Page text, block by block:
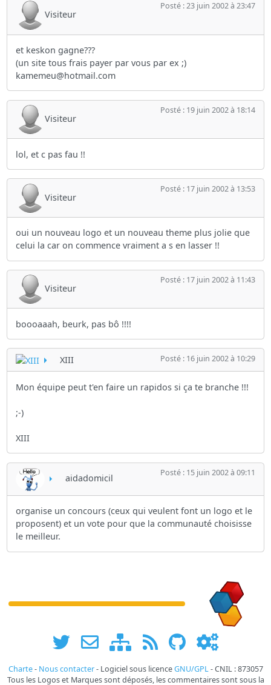
Visiteur
Posté : 23 juin 2002 à 23:47
et keskon gagne???
(un site tous frais payer par vous par ex ;)
kamemeu@hotmail.com
Visiteur
Posté : 19 juin 2002 à 18:14
lol, et c pas fau !!
Visiteur
Posté : 17 juin 2002 à 13:53
oui un nouveau logo et un nouveau theme plus jolie que
celui la car on commence vraiment a s en lasser !!
Visiteur
Posté : 17 juin 2002 à 11:43
boooaaah, beurk, pas bô !!!!
XIII Posté : 16 juin 2002 à 10:29
Mon équipe peut t'en faire un rapidos si ça te branche !!!
;-)
XIII
aidadomicil Posté : 15 juin 2002 à 09:11
organise un concours (ceux qui veulent font un logo et le
proposent) et un vote pour que la communauté choisisse
le meilleur.
Charte- Nous contacter- Logiciel sous licenceGNU/GPL- CNIL : 873057
Tous les Logos et Marques sont déposés, les commentaires sont sous la